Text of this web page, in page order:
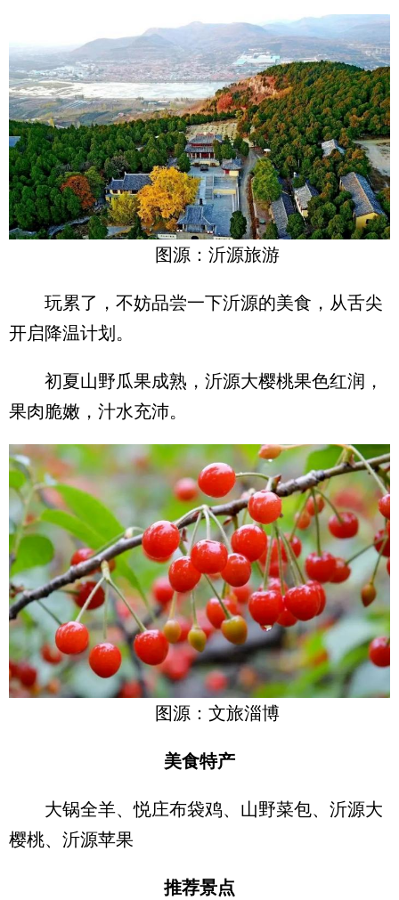
图源：沂源旅游
玩累了，不妨品尝一下沂源的美食，从舌尖
开启降温计划。
初夏山野瓜果成熟，沂源大樱桃果色红润，
果肉脆嫩，汁水充沛。
图源：文旅淄博
美食特产
大锅全羊、悦庄布袋鸡、山野菜包、沂源大
樱桃、沂源苹果
推荐景点